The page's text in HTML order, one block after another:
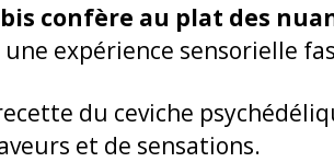
confère au plat des
expérience sensorielle
du ceviche
et de sensations.